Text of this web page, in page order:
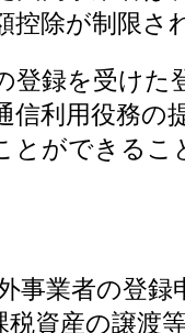
控除が制限さ
登録を受けた
信利用役務の
とができるこ
事業者の登録
税資産の譲渡